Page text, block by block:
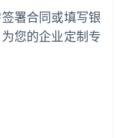
署合同或填写银
您的企业定制专